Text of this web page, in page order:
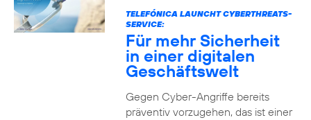
TELEFÓNICA LAUNCHT CYBERTHREATS-
SERVICE:
Für mehr Sicherheit
in einer digitalen
Geschäftswelt
Gegen Cyber-Angriffe bereits
präventiv vorzugehen, das ist einer